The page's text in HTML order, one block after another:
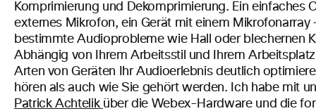
Komprimierung und Dekomprimierung. Ein einfaches
externes Mikrofon, ein Gerät mit einem Mikrofonarray
bestimmte Audioprobleme wie Hall oder blechernen
Abhängig von Ihrem Arbeitsstil und Ihrem
Arten von Geräten Ihr Audioerlebnis deutlich
hören als auch wie Sie gehört werden. Ich habe mit
Patrick Achtelik über die Webex-Hardware und die